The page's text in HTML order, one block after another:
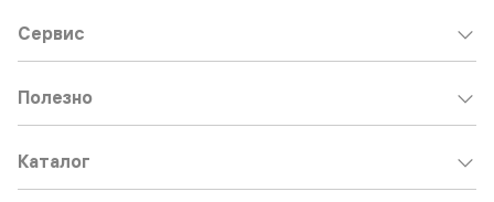
Сервис
Полезно
Каталог